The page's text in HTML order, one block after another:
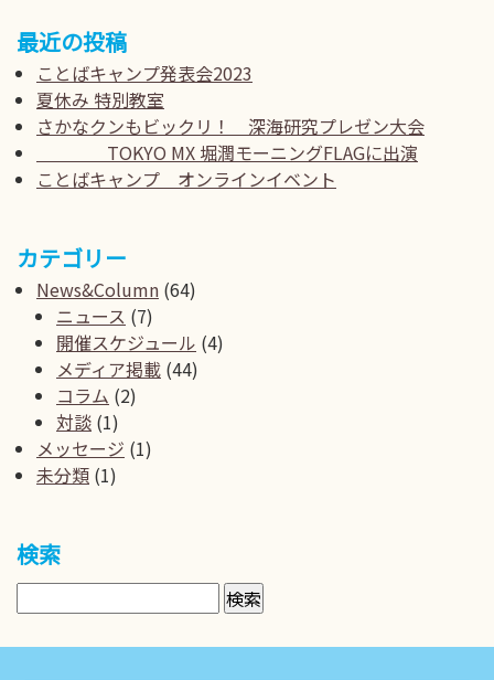
最近の投稿
ことばキャンプ発表会2023
夏休み 特別教室
さかなクンもビックリ！ 深海研究プレゼン大会
TOKYO MX 堀潤モーニングFLAGに出演
ことばキャンプ オンラインイベント
カテゴリー
News&Column (64)
ニュース (7)
開催スケジュール (4)
メディア掲載 (44)
コラム (2)
対談 (1)
メッセージ (1)
未分類 (1)
検索